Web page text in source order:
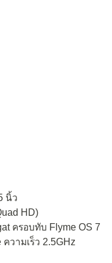
นิ้ว
HD)
ครอบทับ Flyme OS 7
วามเร็ว 2.5GHz